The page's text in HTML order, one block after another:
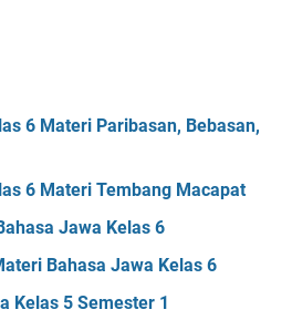
6 Materi Paribasan, Bebasan,
6 Materi Tembang Macapat
Jawa Kelas 6
Bahasa Jawa Kelas 6
Kelas 5 Semester 1